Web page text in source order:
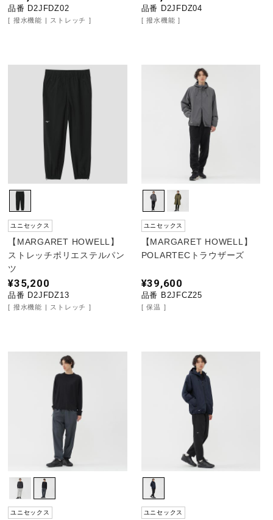
品番 D2JFDZ02
撥水機能 ストレッチ
品番 D2JFDZ04
撥水機能
ユニセックス
【MARGARET HOWELL】
ストレッチポリエステルパン
ツ
¥35,200
品番 D2JFDZ13
撥水機能 ストレッチ
ユニセックス
【MARGARET HOWELL】
POLARTECトラウザーズ
¥39,600
品番 B2JFCZ25
保温
ユニセックス ユニセックス